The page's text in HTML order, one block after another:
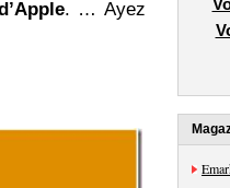
. … Ayez